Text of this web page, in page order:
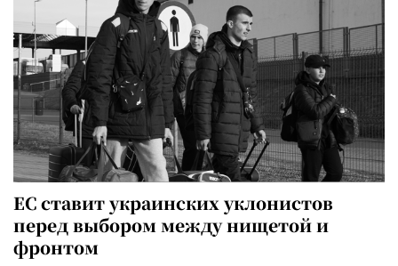
ЕС ставит украинских уклонистов
перед выбором между нищетой и
фронтом